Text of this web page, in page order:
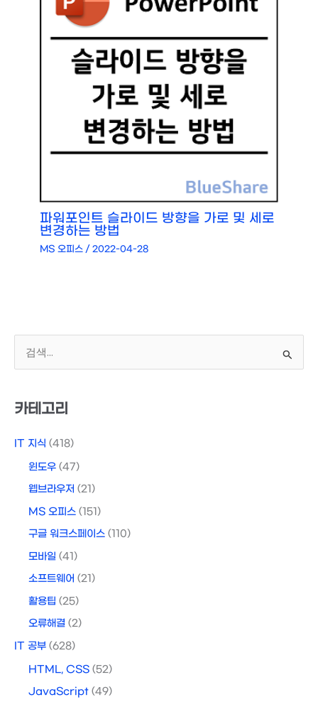
파워포인트 슬라이드 방향을 가로 및 세로
변경하는 방법
MS 오피스 /2022-04-28
상
카테고리
IT 지식 (418)
윈도우 (47)
웹브라우저 (21)
MS 오피스 (151)
구글 워크스페이스 (110)
모바일 (41)
소프트웨어 (21)
활용팁 (25)
오류해결 (2)
IT 공부 (628)
HTML, CSS (52)
JavaScript (49)